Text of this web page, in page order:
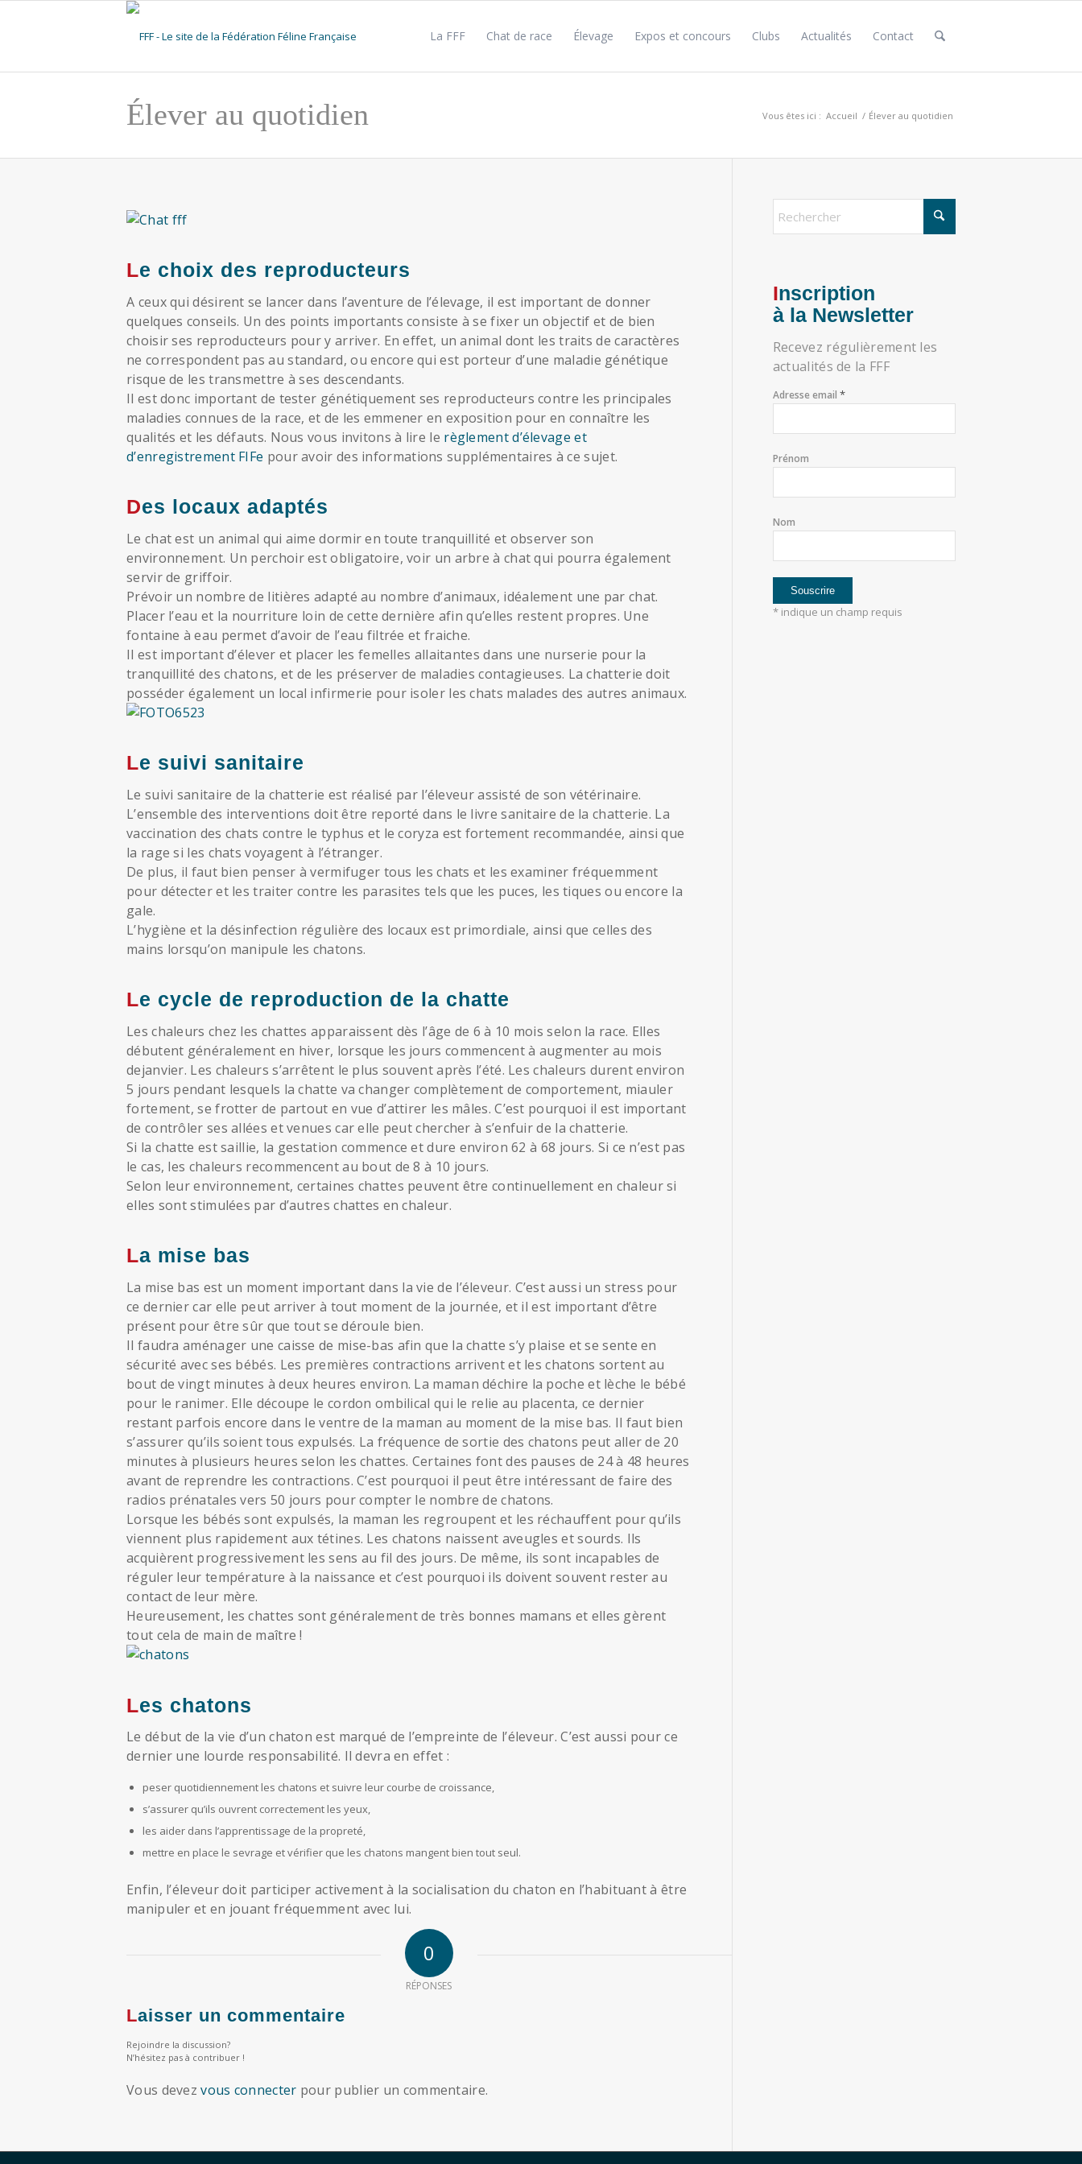
La FFF Chat de race Élevage Expos et concours Clubs Actualités Contact
Élever au quotidien Vous êtes ici : Accueil / Élever au quotidien
Le choix des reproducteurs
A ceux qui désirent se lancer dans l’aventure de l’élevage, il est important de donner
quelques conseils. Un des points importants consiste à se fixer un objectif et de bien
choisir ses reproducteurs pour y arriver. En effet, un animal dont les traits de caractères
ne correspondent pas au standard, ou encore qui est porteur d’une maladie génétique
risque de les transmettre à ses descendants.
Il est donc important de tester génétiquement ses reproducteurs contre les principales
maladies connues de la race, et de les emmener en exposition pour en connaître les
qualités et les défauts. Nous vous invitons à lire le règlement d’élevage et
d’enregistrement FIFe pour avoir des informations supplémentaires à ce sujet.
Des locaux adaptés
Le chat est un animal qui aime dormir en toute tranquillité et observer son
environnement. Un perchoir est obligatoire, voir un arbre à chat qui pourra également
servir de griffoir.
Prévoir un nombre de litières adapté au nombre d’animaux, idéalement une par chat.
Placer l’eau et la nourriture loin de cette dernière afin qu’elles restent propres. Une
fontaine à eau permet d’avoir de l’eau filtrée et fraiche.
Il est important d’élever et placer les femelles allaitantes dans une nurserie pour la
tranquillité des chatons, et de les préserver de maladies contagieuses. La chatterie doit
posséder également un local infirmerie pour isoler les chats malades des autres animaux.
Le suivi sanitaire
Le suivi sanitaire de la chatterie est réalisé par l’éleveur assisté de son vétérinaire.
L’ensemble des interventions doit être reporté dans le livre sanitaire de la chatterie. La
vaccination des chats contre le typhus et le coryza est fortement recommandée, ainsi que
la rage si les chats voyagent à l’étranger.
De plus, il faut bien penser à vermifuger tous les chats et les examiner fréquemment
pour détecter et les traiter contre les parasites tels que les puces, les tiques ou encore la
gale.
L’hygiène et la désinfection régulière des locaux est primordiale, ainsi que celles des
mains lorsqu’on manipule les chatons.
Le cycle de reproduction de la chatte
Les chaleurs chez les chattes apparaissent dès l’âge de 6 à 10 mois selon la race. Elles
débutent généralement en hiver, lorsque les jours commencent à augmenter au mois
dejanvier. Les chaleurs s’arrêtent le plus souvent après l’été. Les chaleurs durent environ
5 jours pendant lesquels la chatte va changer complètement de comportement, miauler
fortement, se frotter de partout en vue d’attirer les mâles. C’est pourquoi il est important
de contrôler ses allées et venues car elle peut chercher à s’enfuir de la chatterie.
Si la chatte est saillie, la gestation commence et dure environ 62 à 68 jours. Si ce n’est pas
le cas, les chaleurs recommencent au bout de 8 à 10 jours.
Selon leur environnement, certaines chattes peuvent être continuellement en chaleur si
elles sont stimulées par d’autres chattes en chaleur.
La mise bas
La mise bas est un moment important dans la vie de l’éleveur. C’est aussi un stress pour
ce dernier car elle peut arriver à tout moment de la journée, et il est important d’être
présent pour être sûr que tout se déroule bien.
Il faudra aménager une caisse de mise-bas afin que la chatte s’y plaise et se sente en
sécurité avec ses bébés. Les premières contractions arrivent et les chatons sortent au
bout de vingt minutes à deux heures environ. La maman déchire la poche et lèche le bébé
pour le ranimer. Elle découpe le cordon ombilical qui le relie au placenta, ce dernier
restant parfois encore dans le ventre de la maman au moment de la mise bas. Il faut bien
s’assurer qu’ils soient tous expulsés. La fréquence de sortie des chatons peut aller de 20
minutes à plusieurs heures selon les chattes. Certaines font des pauses de 24 à 48 heures
avant de reprendre les contractions. C’est pourquoi il peut être intéressant de faire des
radios prénatales vers 50 jours pour compter le nombre de chatons.
Lorsque les bébés sont expulsés, la maman les regroupent et les réchauffent pour qu’ils
viennent plus rapidement aux tétines. Les chatons naissent aveugles et sourds. Ils
acquièrent progressivement les sens au fil des jours. De même, ils sont incapables de
réguler leur température à la naissance et c’est pourquoi ils doivent souvent rester au
contact de leur mère.
Heureusement, les chattes sont généralement de très bonnes mamans et elles gèrent
tout cela de main de maître !
Les chatons
Le début de la vie d’un chaton est marqué de l’empreinte de l’éleveur. C’est aussi pour ce
dernier une lourde responsabilité. Il devra en effet :
peser quotidiennement les chatons et suivre leur courbe de croissance,
s’assurer qu’ils ouvrent correctement les yeux,
les aider dans l’apprentissage de la propreté,
mettre en place le sevrage et vérifier que les chatons mangent bien tout seul.
Enfin, l’éleveur doit participer activement à la socialisation du chaton en l’habituant à être
manipuler et en jouant fréquemment avec lui.
0
RÉPONSES
Laisser un commentaire
Rejoindre la discussion?
N’hésitez pas à contribuer !
Vous devezvous connecter pour publier un commentaire.
Inscription
à la Newsletter
Recevez régulièrement les
actualités de la FFF
Adresse email *
Prénom
Nom
*indique un champ requis